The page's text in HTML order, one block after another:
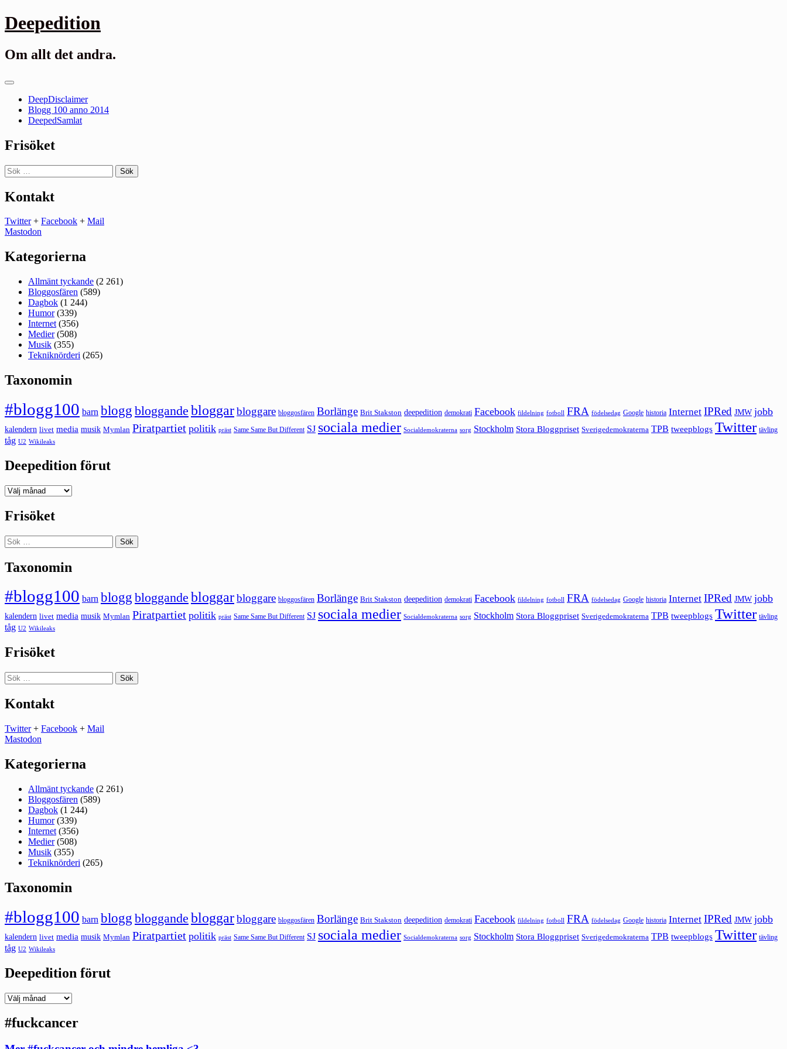
Gå
till
Deepedition
Om allt det andra.
Primär
DeepDisclaimer
Blogg 100 anno 2014
DeepedSamlat
Frisöket
Sök
efter:
Kontakt
Twitter+ Facebook + Mail
Mastodon
Kategorierna
Allmänt tyckande (2 261)
Bloggosfären (589)
Dagbok (1 244)
Humor(339)
Internet (356)
Medier(508)
Musik (355)
Tekniknörderi (265)
Taxonomin
#blogg100 barn blogg bloggande bloggarbloggare bloggosfären Borlänge Brit Stakston deepedition demokrati Facebook fildelning fotboll FRA födelsedag Google historia Internet IPRed JMW jobb
kalendern livet media musik Mymlan Piratpartiet politik präst Same Same But Different SJ sociala medier Socialdemokraterna sorg Stockholm Stora Bloggpriset Sverigedemokraterna TPB tweepblogs Twitter tävling
tåg U2 Wikileaks
Deepedition förut
Deepedition
Frisöket
Sök
efter:
Taxonomin
#blogg100 barn blogg bloggande bloggarbloggare bloggosfären Borlänge Brit Stakston deepedition demokrati Facebook fildelning fotboll FRA födelsedag Google historia Internet IPRed JMW jobb
kalendern livet media musik Mymlan Piratpartiet politik präst Same Same But Different SJ sociala medier Socialdemokraterna sorg Stockholm Stora Bloggpriset Sverigedemokraterna TPB tweepblogs Twitter tävling
tåg U2 Wikileaks
Frisöket
Sök
efter:
Kontakt
Twitter+ Facebook + Mail
Mastodon
Kategorierna
Allmänt tyckande (2 261)
Bloggosfären (589)
Dagbok (1 244)
Humor(339)
Internet (356)
Medier(508)
Musik (355)
Tekniknörderi (265)
Taxonomin
#blogg100 barn blogg bloggande bloggarbloggare bloggosfären Borlänge Brit Stakston deepedition demokrati Facebook fildelning fotboll FRA födelsedag Google historia Internet IPRed JMW jobb
kalendern livet media musik Mymlan Piratpartiet politik präst Same Same But Different SJ sociala medier Socialdemokraterna sorg Stockholm Stora Bloggpriset Sverigedemokraterna TPB tweepblogs Twitter tävling
tåg U2 Wikileaks
Deepedition förut
Deepedition
#fuckcancer